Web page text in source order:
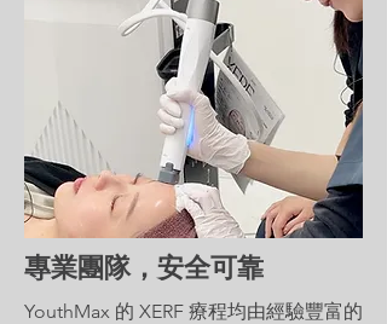
專業團隊，安全可靠
YouthMax 的 XERF 療程均由經驗豐富的